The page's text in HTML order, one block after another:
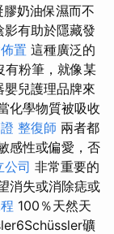
膠奶油保濕而不
影有助於隱藏發
置 這種廣泛的
有粉筆，就像某
嬰兒護理品牌來
化學物質被吸收
整復師 兩者都
感性或偏愛，否
公司 非常重要的
消失或消除痣或
100％天然天
礦